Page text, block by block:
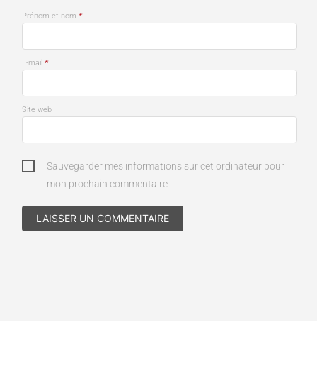
Prénom et nom *
E-mail *
Site web
Sauvegarder mes informations sur cet ordinateur pour
mon prochain commentaire